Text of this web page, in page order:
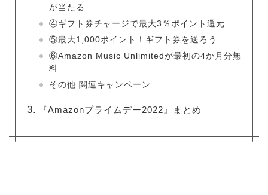
が当たる
④ギフト券チャージで最大3％ポイント還元
⑤最大1,000ポイント！ギフト券を送ろう
⑥Amazon Music Unlimitedが最初の4か月分無
料
その他 関連キャンペーン
『Amazonプライムデー2022』まとめ